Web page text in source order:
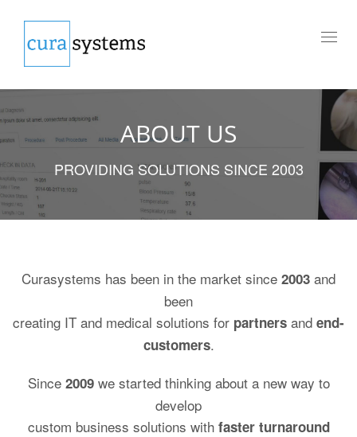
ABOUT US
PROVIDING SOLUTIONS SINCE 2003
Curasystems has been in the market since 2003 and
been
creating IT and medical solutions for partners and end-
customers.
Since 2009we started thinking about a new way to
develop
custom business solutions with faster turnaround